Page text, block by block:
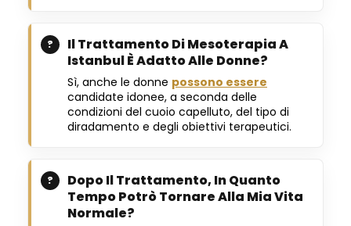
Il Trattamento Di Mesoterapia A
Istanbul È Adatto Alle Donne?
Sì, anche le donne possono essere
candidate idonee, a seconda delle
condizioni del cuoio capelluto, del tipo di
diradamento e degli obiettivi terapeutici.
Dopo Il Trattamento, In Quanto
Tempo Potrò Tornare Alla Mia Vita
Normale?